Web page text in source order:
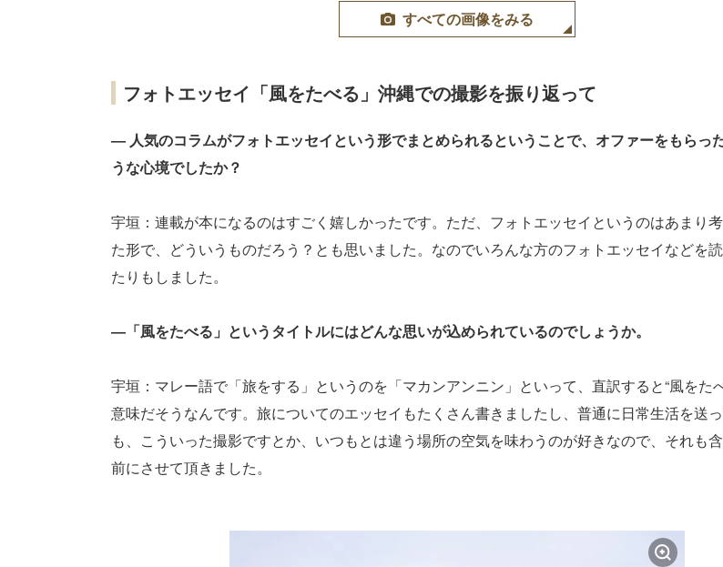
すべての画像をみる
フォトエッセイ「風をたべる」沖縄での撮影を振り返って
― 人気のコラムがフォトエッセイという形でまとめられるということで、オファーをもらっ
うな心境でしたか？
宇垣：連載が本になるのはすごく嬉しかったです。ただ、フォトエッセイというのはあまり
た形で、どういうものだろう？とも思いました。なのでいろんな方のフォトエッセイなどを
たりもしました。
―「風をたべる」というタイトルにはどんな思いが込められているのでしょうか。
宇垣：マレー語で「旅をする」というのを「マカンアンニン」といって、直訳すると“風をた
意味だそうなんです。旅についてのエッセイもたくさん書きましたし、普通に日常生活を送
も、こういった撮影ですとか、いつもとは違う場所の空気を味わうのが好きなので、それも
前にさせて頂きました。